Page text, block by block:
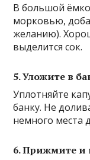
В большой
морковью,
желанию).
выделится сок.
5. Уложите в
Уплотняйте
банку. Не
немного места
6. Прижмите и